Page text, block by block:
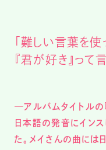
「難しい言葉を使
『君が好き』って
─アルバムタイトルの
日本語の発音にイン
た。メイさんの曲に